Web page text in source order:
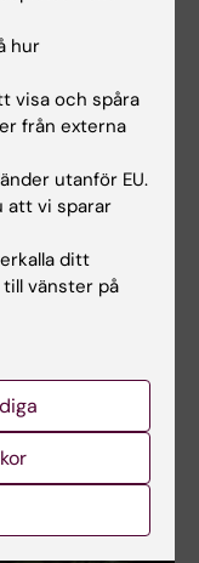
psykiatrisk
som vårdats inom
hur
visa och spåra
från externa
utanför EU.
att vi sparar
ditt
vänster på